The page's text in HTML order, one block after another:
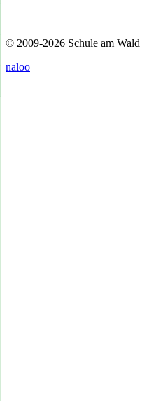
© 2009-2026 Schule am Wald
naloo